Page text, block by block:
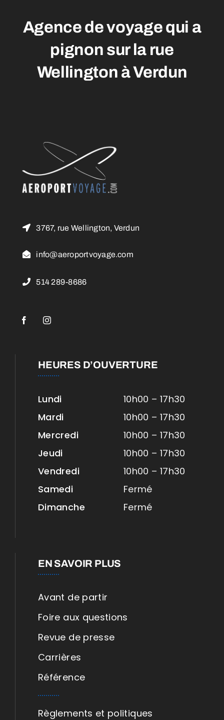
Agence de voyage qui a
pignon sur la rue
Wellington à Verdun
3767, rue Wellington, Verdun
info@aeroportvoyage.com
514 289-8686
HEURES D’OUVERTURE
Lundi
Mardi
Mercredi
Jeudi
Vendredi
Samedi
Dimanche
10h00 – 17h30
10h00 – 17h30
10h00 – 17h30
10h00 – 17h30
10h00 – 17h30
Fermé
Fermé
EN SAVOIR PLUS
Avant de partir
Foire aux questions
Revue de presse
Carrières
Référence
Règlements et politiques